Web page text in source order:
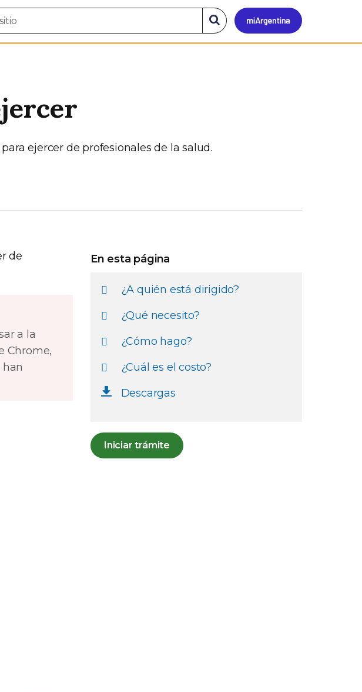
Mi
Buscar
en
el
ejercer de profesionales de la salud.
de
a la
Chrome,
En esta página
¿A quién está dirigido?
¿Qué necesito?
¿Cómo hago?
¿Cuál es el costo?
Descargas
Iniciar trámite